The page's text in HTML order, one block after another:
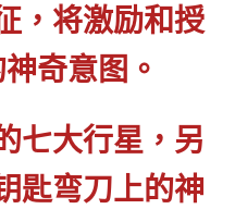
，将激励和授
奇意图。
七大行星，另
匙弯刀上的神